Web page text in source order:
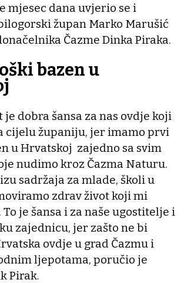
mjesec dana uvjerio se i
župan Marko Marušić
Čazme Dinka Piraka.
bazen u
dobra šansa za nas ovdje koji
cijelu županiju, jer imamo prvi
u Hrvatskoj zajedno sa svim
nudimo kroz Čazma Naturu.
sadržaja za mlade, školi u
zdrav život koji mi
je šansa i za naše ugostitelje i
zajednicu, jer zašto ne bi
ovdje u grad Čazmu i
ljepotama, poručio je
Pirak.